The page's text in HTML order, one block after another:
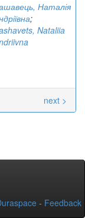
Наталія
;
Nataliia
next >
- Feedback